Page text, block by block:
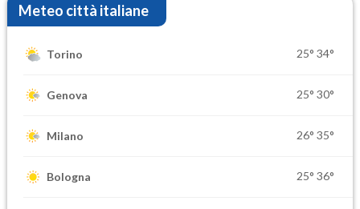
Meteo città italiane
Torino 25° 34°
Genova 25° 30°
Milano 26° 35°
Bologna 25° 36°